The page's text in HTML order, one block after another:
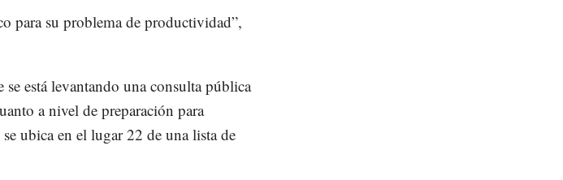
para su problema de productividad”,
está levantando una consulta pública
a nivel de preparación para
ubica en el lugar 22 de una lista de